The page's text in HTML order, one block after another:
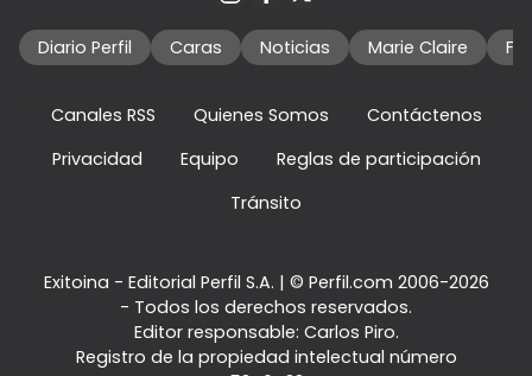
Diario Perfil Caras Noticias Marie Claire
Canales RSS Quienes Somos
Contáctenos
Privacidad
Equipo
Reglas de participación
Tránsito
Exitoina - Editorial Perfil S.A. | © Perfil.com 2006-2026
- Todos los derechos reservados.
Editor responsable: Carlos Piro.
Registro de la propiedad intelectual número